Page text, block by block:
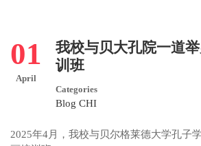
01
April
我校与贝大孔院一道
训班
Categories
Blog CHI
2025年4月，我校与贝尔格莱德大学孔子